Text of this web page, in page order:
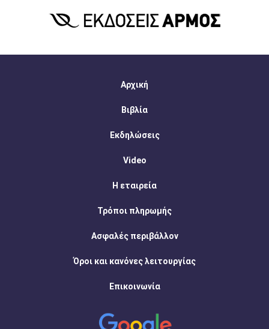
Αρχική
Βιβλία
Εκδηλώσεις
Video
Η εταιρεία
Τρόποι πληρωμής
Ασφαλές περιβάλλον
Όροι και κανόνες λειτουργίας
Επικοινωνία